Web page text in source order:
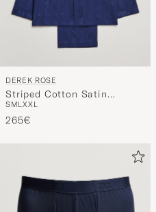
DEREK ROSE
Striped Cotton Satin
Pyjama Set Navy
SMLXXL
265€